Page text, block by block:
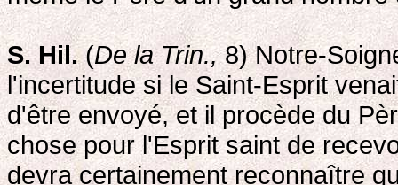
S. Hil.(De la Trin.,8) Notre-
l'incertitude si le Saint-Esprit
d'être envoyé, et il procède du
chose pour l'Esprit saint de
devra certainement reconnaître